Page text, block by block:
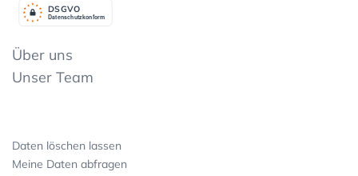
Datenschutzkonform
DSGVO
Über uns
Unser Team
Daten löschen lassen
Meine Daten abfragen